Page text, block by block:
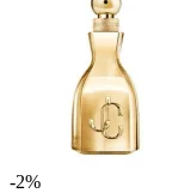
-2%